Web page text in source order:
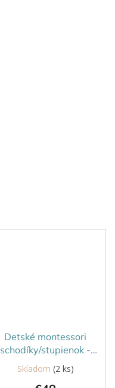
Detské montessori
schodíky/stupienok -
čierna/lakovaná
Skladom (2 ks)